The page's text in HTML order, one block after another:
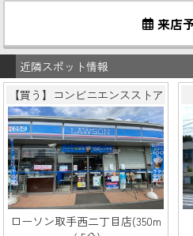
来店
近隣スポット情報
【買う】コンビニエンスストア
ローソン取手西二丁目店(350m